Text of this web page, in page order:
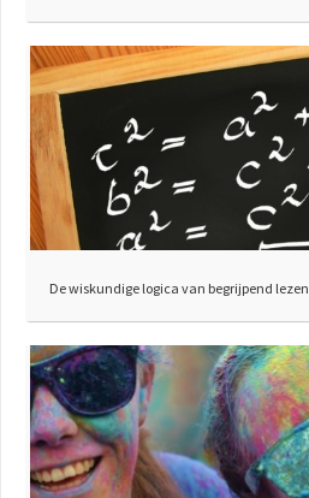
De wiskundige logica van begrijpend lezen